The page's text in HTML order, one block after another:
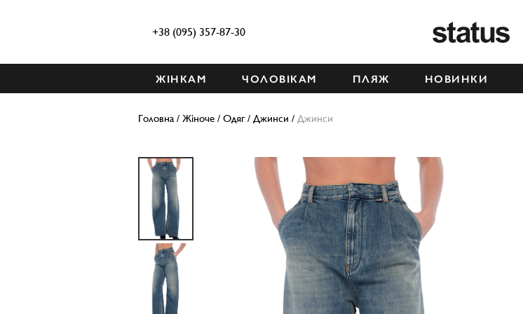
+38 (095) 357-87-30
ЖІНКАМ ЧОЛОВІКАМ ПЛЯЖ НОВИНКИ
Головна / Жіноче / Одяг/ Джинси / Джинси